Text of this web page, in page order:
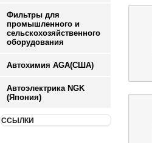
Фильтры для
промышленного и
сельскохозяйственного
оборудования
Автохимия AGA(США)
Автоэлектрика NGK
(Япония)
ССЫЛКИ